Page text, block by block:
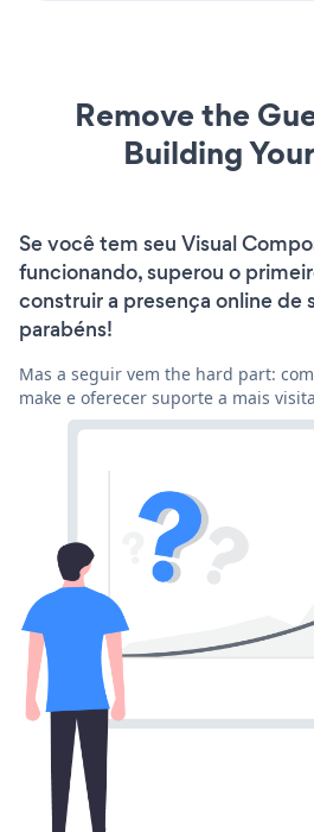
Remove the
Building
Se você tem seu Visual
funcionando, superou o
construir a presença online de
parabéns!
Mas a seguir vem the hard part:
make e oferecer suporte a mais